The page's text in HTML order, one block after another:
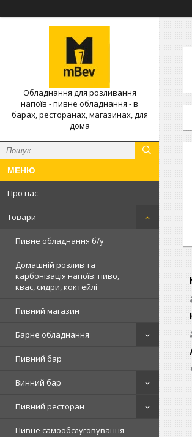
Обладнання для розливання
напоїв - пивне обладнання - в
барах, ресторанах, магазинах, для
дома
Про нас
Товари
Пивне обладнання б/у
Домашній розлив та
карбонізація напоїв: пиво,
квас, сидри, коктейлі
Пивний магазин
Барне обладнання
Пивний бар
Винний бар
Пивний ресторан
Пивне самообслуговування